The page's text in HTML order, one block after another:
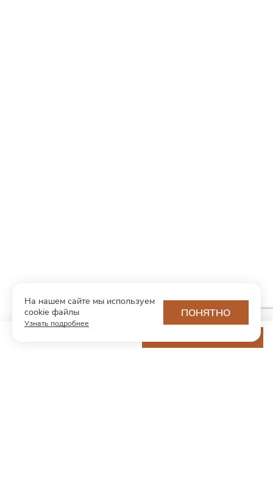
На нашем сайте мы используем
cookie файлы
Узнать подробнее
ПОНЯТНО